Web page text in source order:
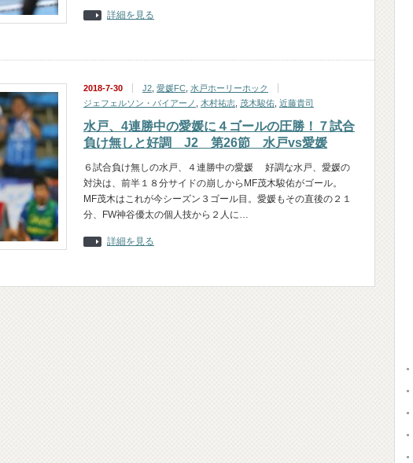
詳細を見る
2018-7-30 J2 愛媛FC 水戸ホーリーホック
ジェフェルソン・バイアーノ
木村祐志 茂木駿佑 近藤貴司
水戸、4連勝中の愛媛に４ゴールの圧勝！７試合
負け無しと好調 J2 第26節 水戸vs愛媛
６試合負け無しの水戸、４連勝中の愛媛 好調な水戸、愛媛の
対決は、前半１８分サイドの崩しからMF茂木駿佑がゴール。
MF茂木はこれが今シーズン３ゴール目。愛媛もその直後の２１
分、FW神谷優太の個人技から２人に…
詳細を見る